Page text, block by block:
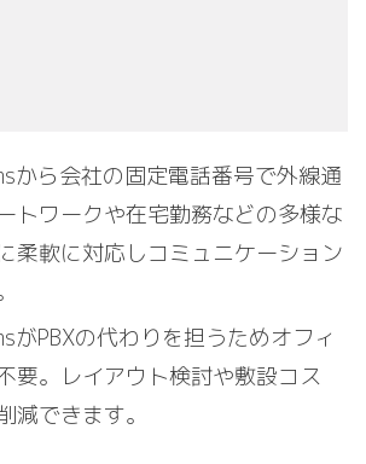
ら会社の固定電話番号で外線通
トワークや在宅勤務などの多様な
柔軟に対応しコミュニケーション
PBXの代わりを担うためオフィ
要。レイアウト検討や敷設コス
減できます。